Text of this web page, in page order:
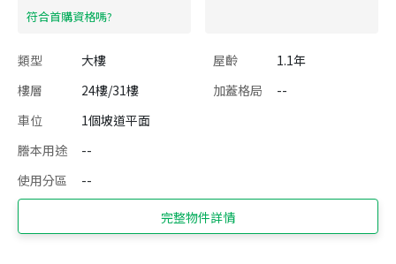
​符合首購資格嗎?
類型 大樓 屋齡
1.1年
樓層
24樓/31樓 加蓋格局
--
車位
1個坡道平面
謄本用途
--
使用分區
--
完整物件詳情